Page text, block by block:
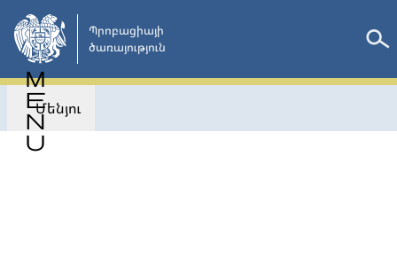
Անցնել
հիմնական
բովանդակությանը
Պրոբացիայի
ծառայություն
Մենյու